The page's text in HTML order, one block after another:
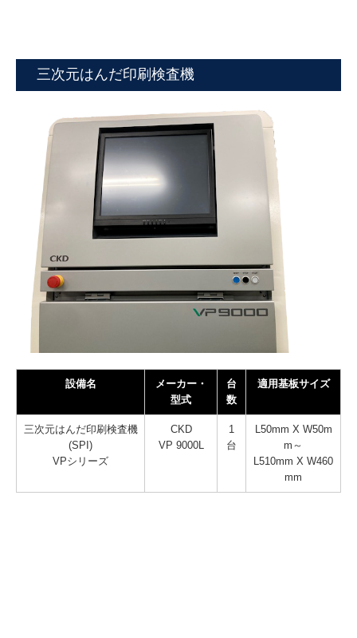
三次元はんだ印刷検査機
設備名
メーカー・
型式
台
数
適用基板サイズ
三次元はんだ印刷検査機
(SPI)
VPシリーズ
CKD
VP 9000L
1
台
L50mm X W50m
m～
L510mm X W460
mm